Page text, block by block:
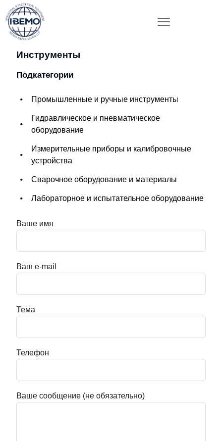
Инструменты
Подкатегории
Промышленные и ручные инструменты
Гидравлическое и пневматическое
оборудование
Измерительные приборы и калибровочные
устройства
Сварочное оборудование и материалы
Лабораторное и испытательное оборудование
Ваше имя
Ваш e-mail
Тема
Телефон
Ваше сообщение (не обязательно)